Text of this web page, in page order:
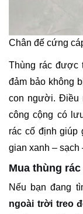
Chân đế cứng
Thùng rác được
đảm bảo không
con người. Điều
công cộng có
rác cố định giúp
gian xanh – sạch
Mua thùng
Nếu bạn đang
ngoài trời treo